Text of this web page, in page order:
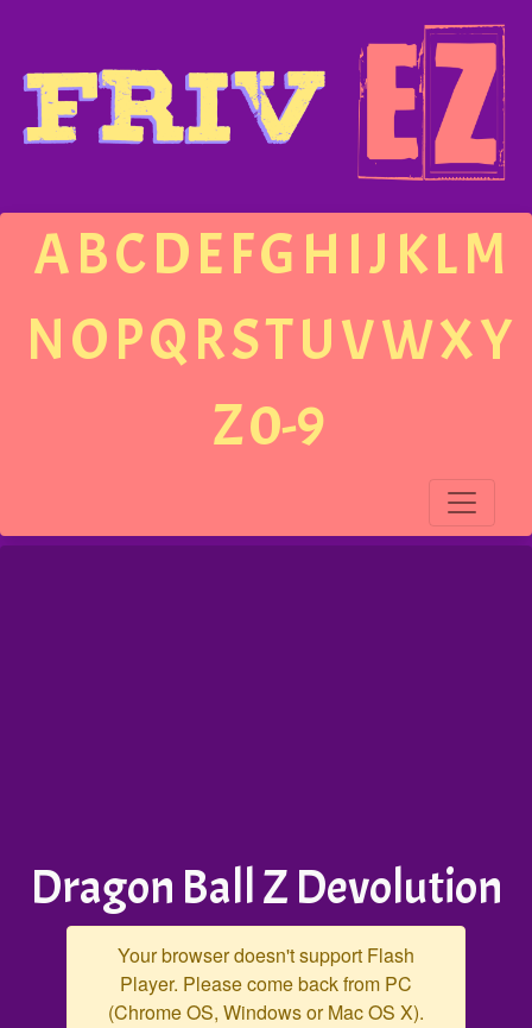
ABCDEFGH IJ KLM
NOPQRSTUVWXY
Z0-9
Dragon Ball Z Devolution
Your browser doesn't support Flash
Player. Please come back from PC
(Chrome OS, Windows or Mac OS X).